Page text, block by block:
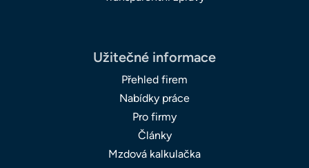
Užitečné informace
Přehled firem
Nabídky práce
Pro firmy
Články
Mzdová kalkulačka